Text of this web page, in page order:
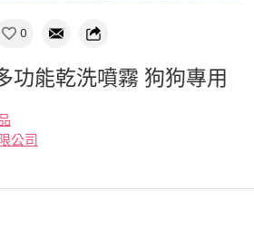
0
功能乾洗噴霧 狗狗專用
公司